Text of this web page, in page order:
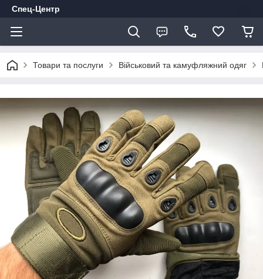
Спец-Центр
Товари та послуги Військовий та камуфляжний одяг